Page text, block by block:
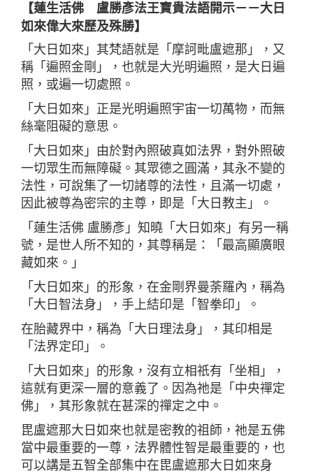
【蓮生活佛 盧勝彥法王寶貴法語開示－－大日
如來偉大來歷及殊勝】
「大日如來」其梵語就是「摩訶毗盧遮那」，又
稱「遍照金剛」，也就是大光明遍照，是大日遍
照，或遍一切處照。
「大日如來」正是光明遍照宇宙一切萬物，而無
絲毫阻礙的意思。
「大日如來」由於對內照破真如法界，對外照破
一切眾生而無障礙。其眾德之圓滿，其永不變的
法性，可說集了一切諸尊的法性，且滿一切處，
因此被尊為密宗的主尊，即是「大日教主」。
「蓮生活佛 盧勝彥」知曉「大日如來」有另一稱
號，是世人所不知的，其尊稱是：「最高顯廣眼
藏如來。」
「大日如來」的形象，在金剛界曼荼羅內，稱為
「大日智法身」，手上結印是「智拳印」。
在胎藏界中，稱為「大日理法身」，其印相是
「法界定印」。
「大日如來」的形象，沒有立相祇有「坐相」，
這就有更深一層的意義了。因為祂是「中央禪定
佛」，其形象就在甚深的禪定之中。
毘盧遮那大日如來也就是密教的祖師，祂是五佛
當中最重要的一尊，法界體性智是最重要的，也
可以講是五智全部集中在毘盧遮那大日如來身